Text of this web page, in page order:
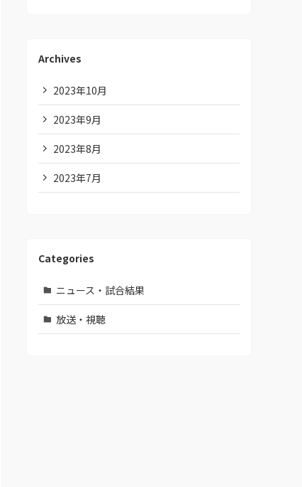
Archives
2023年10月
2023年9月
2023年8月
2023年7月
Categories
ニュース・試合結果
放送・視聴